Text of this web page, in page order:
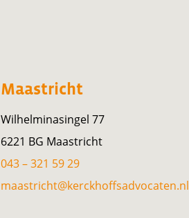
Maastricht
Wilhelminasingel 77
6221 BG Maastricht
043 – 321 59 29
maastricht@kerckhoffsadvocaten.nl